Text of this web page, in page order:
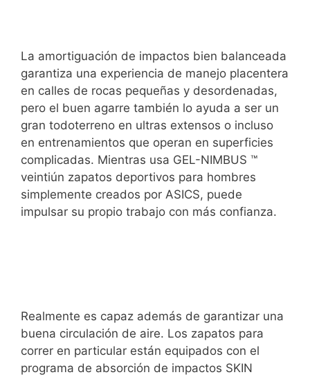
La amortiguación de impactos bien balanceada
garantiza una experiencia de manejo placentera
en calles de rocas pequeñas y desordenadas,
pero el buen agarre también lo ayuda a ser un
gran todoterreno en ultras extensos o incluso
en entrenamientos que operan en superficies
complicadas. Mientras usa GEL-NIMBUS ™
veintiún zapatos deportivos para hombres
simplemente creados por ASICS, puede
impulsar su propio trabajo con más confianza.
Realmente es capaz además de garantizar una
buena circulación de aire. Los zapatos para
correr en particular están equipados con el
programa de absorción de impactos SKIN